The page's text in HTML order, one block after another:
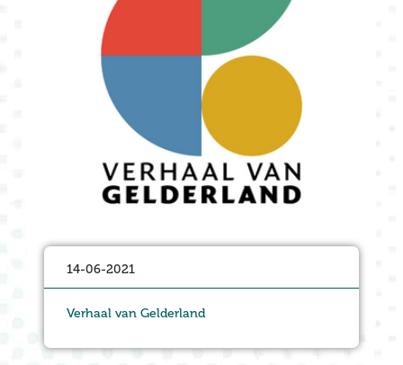
14-06-2021
Verhaal van Gelderland